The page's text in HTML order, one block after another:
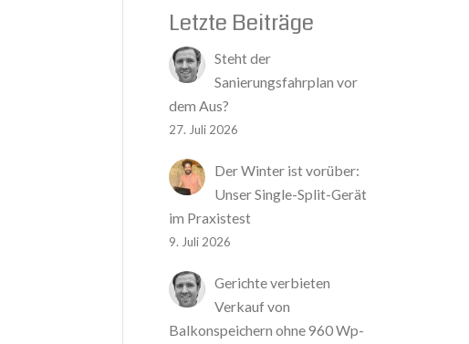
Letzte Beiträge
Steht der
Sanierungsfahrplan vor
dem Aus?
27. Juli 2026
Der Winter ist vorüber:
Unser Single-Split-Gerät
im Praxistest
9. Juli 2026
Gerichte verbieten
Verkauf von
Balkonspeichern ohne 960 Wp-